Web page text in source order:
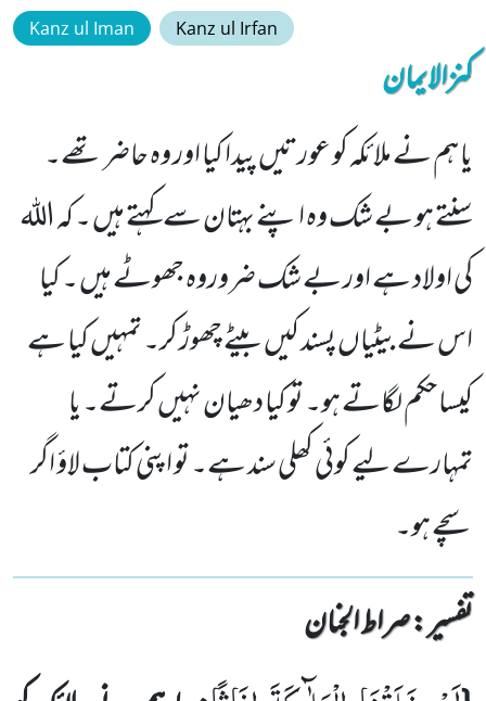
Kanz ul Iman Kanz ul Irfan
کنزالایمان
یا ہم نے ملائکہ کو عورتیں پیدا کیا اور وہ حاضر تھے۔
سنتے ہو بے شک وہ اپنے بہتان سے کہتے ہیں ۔ کہ اللہ
کی اولاد ہے اور بے شک ضروروہ جھوٹے ہیں ۔ کیا
اس نے بیٹیاں پسند کیں بیٹے چھوڑ کر۔ تمہیں کیا ہے
کیسا حکم لگاتے ہو۔ تو کیا دھیان نہیں کرتے۔ یا
تمہارے لیے کوئی کھلی سند ہے۔ تو اپنی کتاب لاؤ اگر
سچے ہو۔
تفسیر : ‎صراط الجنان